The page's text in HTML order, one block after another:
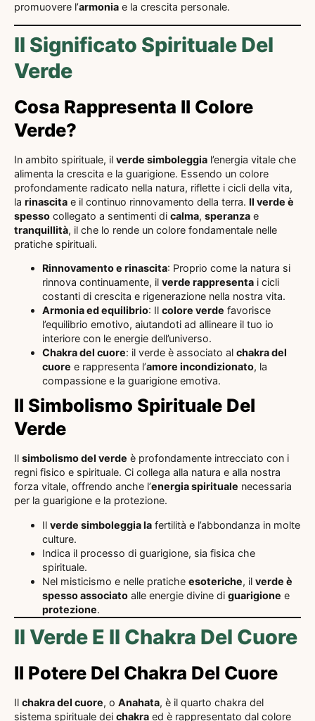
promuovere l’armonia e la crescita personale.
Il Significato Spirituale Del
Verde
Cosa Rappresenta Il Colore
Verde?
In ambito spirituale, il verde simboleggia l’energia vitale che
alimenta la crescita e la guarigione. Essendo un colore
profondamente radicato nella natura, riflette i cicli della vita,
la rinascita e il continuo rinnovamento della terra. Il verde è
spesso collegato a sentimenti di calma, speranza e
tranquillità, il che lo rende un colore fondamentale nelle
pratiche spirituali.
Rinnovamento e rinascita: Proprio come la natura si
rinnova continuamente, il verde rappresenta i cicli
costanti di crescita e rigenerazione nella nostra vita.
Armonia ed equilibrio: Il colore verde favorisce
l’equilibrio emotivo, aiutandoti ad allineare il tuo io
interiore con le energie dell’universo.
Chakra del cuore: il verde è associato al chakra del
cuore e rappresenta l’amore incondizionato, la
compassione e la guarigione emotiva.
Il Simbolismo Spirituale Del
Verde
Il simbolismo del verde è profondamente intrecciato con i
regni fisico e spirituale. Ci collega alla natura e alla nostra
forza vitale, offrendo anche l’energia spirituale necessaria
per la guarigione e la protezione.
Il verde simboleggia la fertilità e l’abbondanza in molte
culture.
Indica il processo di guarigione, sia fisica che
spirituale.
Nel misticismo e nelle pratiche esoteriche, il verde è
spesso associato alle energie divine di guarigione e
protezione.
Il Verde E Il Chakra Del Cuore
Il Potere Del Chakra Del Cuore
Il chakra del cuore, o Anahata, è il quarto chakra del
sistema spirituale dei chakra ed è rappresentato dal colore